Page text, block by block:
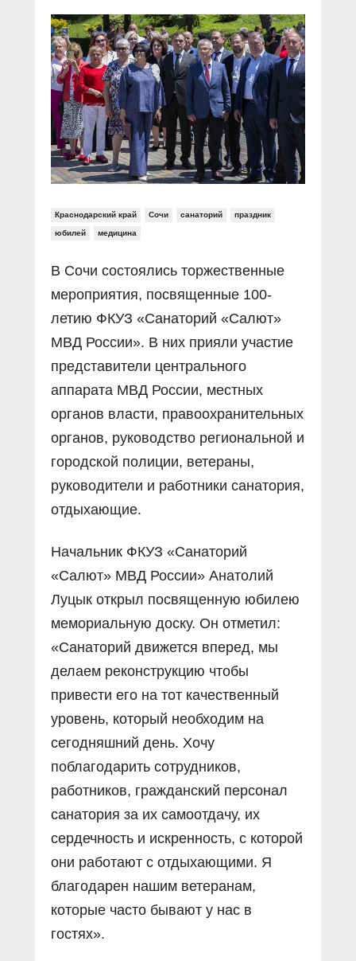
Документальные фильмы
В знании сила
Специальный репортаж
КиберПОСТОВОЙ
Газета «Щит и меч»
Журнал «Полиция России»
О ПОРТАЛЕ
Контакты
Вакансии
Краснодарский край Сочи санаторий праздник
юбилей медицина
В Сочи состоялись торжественные
мероприятия, посвященные 100-
летию ФКУЗ «Санаторий «Салют»
МВД России». В них прияли участие
представители центрального
аппарата МВД России, местных
органов власти, правоохранительных
органов, руководство региональной и
городской полиции, ветераны,
руководители и работники санатория,
отдыхающие.
Начальник ФКУЗ «Санаторий
«Салют» МВД России» Анатолий
Луцык открыл посвященную юбилею
мемориальную доску. Он отметил:
«Санаторий движется вперед, мы
делаем реконструкцию чтобы
привести его на тот качественный
уровень, который необходим на
сегодняшний день. Хочу
поблагодарить сотрудников,
работников, гражданский персонал
санатория за их самоотдачу, их
сердечность и искренность, с которой
они работают с отдыхающими. Я
благодарен нашим ветеранам,
которые часто бывают у нас в
гостях».